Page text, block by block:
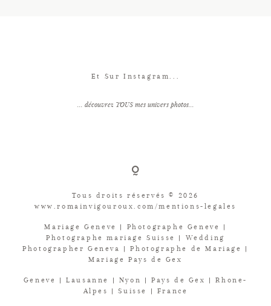
Et Sur Instagram...
... découvrez TOUS mes univers photos...
Tous droits réservés © 2026
www.romainvigouroux.com/mentions-legales
Mariage Geneve | Photographe Geneve |
Photographe mariage Suisse | Wedding
Photographer Geneva | Photographe de Mariage |
Mariage Pays de Gex
Geneve | Lausanne | Nyon | Pays de Gex | Rhone-
Alpes | Suisse | France